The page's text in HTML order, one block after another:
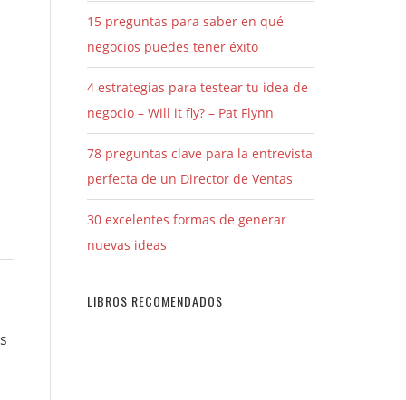
15 preguntas para saber en qué
negocios puedes tener éxito
4 estrategias para testear tu idea de
negocio – Will it fly? – Pat Flynn
78 preguntas clave para la entrevista
perfecta de un Director de Ventas
30 excelentes formas de generar
nuevas ideas
LIBROS RECOMENDADOS